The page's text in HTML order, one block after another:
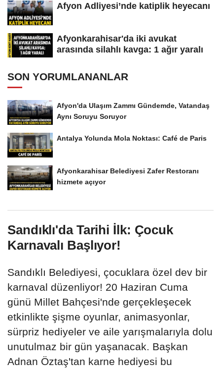
Afyon Adliyesi’nde katiplik heyecanı
Afyonkarahisar'da iki avukat
arasında silahlı kavga: 1 ağır yaralı
SON YORUMLANANLAR
Afyon'da Ulaşım Zammı Gündemde, Vatandaş
Aynı Soruyu Soruyor
Antalya Yolunda Mola Noktası: Café de Paris
Afyonkarahisar Belediyesi Zafer Restoranı
hizmete açıyor
Sandıklı'da Tarihi İlk: Çocuk
Karnavalı Başlıyor!
Sandıklı Belediyesi, çocuklara özel dev bir
karnaval düzenliyor! 20 Haziran Cuma
günü Millet Bahçesi'nde gerçekleşecek
etkinlikte şişme oyunlar, animasyonlar,
sürpriz hediyeler ve aile yarışmalarıyla dolu
unutulmaz bir gün yaşanacak. Başkan
Adnan Öztaş'tan karne hediyesi bu